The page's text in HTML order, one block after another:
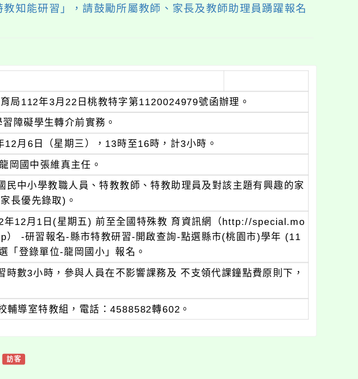
知能研習」，請鼓勵所屬教師、家長及教師助理員踴躍報名
局112年3月22日桃教特字第1120024979號函辦理。
障礙學生轉介前實務。
12月6日（星期三），13時至16時，計3小時。
岡國中張維真主任。
民中小學教職人員、特教教師、特教助理員及對該主題有興趣的家
長優先錄取)。
年12月1日(星期五) 前至全國特殊教 育資訊網（http://special.mo
-研習報名-縣市特教研習-開啟查詢-點選縣市(桃園市)學年 (11
「登錄單位-龍岡國小」報名。
時數3小時，參與人員在不影響課務及 不支領代課鐘點費原則下，
輔導室特教組，電話：4588582轉602。
訪客